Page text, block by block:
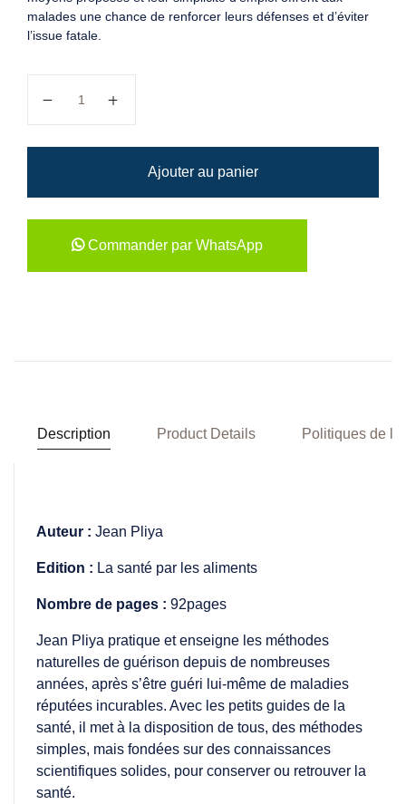
malades une chance de renforcer leurs défenses et d’éviter
l’issue fatale.
Ajouter au panier
Commander par WhatsApp
Description Product Details Politiques de la
Auteur : Jean Pliya
Edition : La santé par les aliments
Nombre de pages : 92pages
Jean Pliya pratique et enseigne les méthodes
naturelles de guérison depuis de nombreuses
années, après s’être guéri lui-même de maladies
réputées incurables. Avec les petits guides de la
santé, il met à la disposition de tous, des méthodes
simples, mais fondées sur des connaissances
scientifiques solides, pour conserver ou retrouver la
santé.